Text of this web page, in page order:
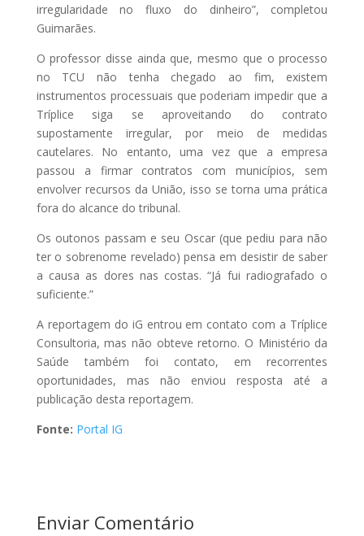
irregularidade no fluxo do dinheiro”, completou
Guimarães.
O professor disse ainda que, mesmo que o processo
no TCU não tenha chegado ao fim, existem
instrumentos processuais que poderiam impedir que a
Tríplice siga se aproveitando do contrato
supostamente irregular, por meio de medidas
cautelares. No entanto, uma vez que a empresa
passou a firmar contratos com municípios, sem
envolver recursos da União, isso se torna uma prática
fora do alcance do tribunal.
Os outonos passam e seu Oscar (que pediu para não
ter o sobrenome revelado) pensa em desistir de saber
a causa as dores nas costas. “Já fui radiografado o
suficiente.”
A reportagem do iG entrou em contato com a Tríplice
Consultoria, mas não obteve retorno. O Ministério da
Saúde também foi contato, em recorrentes
oportunidades, mas não enviou resposta até a
publicação desta reportagem.
Fonte: Portal IG
Enviar Comentário